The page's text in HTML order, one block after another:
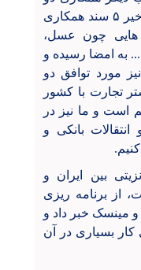
طرف باشد، گفت: طی ماه‌های اخیر ۵ سند همکاری
هایی چون عسل،
به امضا رسیده و
مورد توافق دو
تجارت با کشور
است و ما نیز در
بانکی و
بین ایران و
از برنامه ریزی
و مینسک خبر داد و
بسیاری در آن